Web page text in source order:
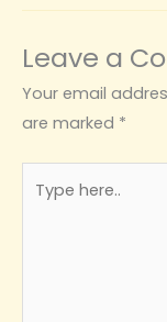
Leave a
Your email
are marked *
here..